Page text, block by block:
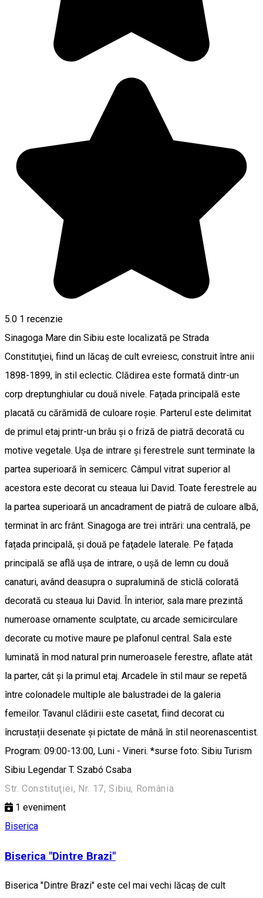
5.0 1 recenzie
Sinagoga Mare din Sibiu este localizată pe Strada
Constituţiei, fiind un lăcaş de cult evreiesc, construit între anii
1898-1899, în stil eclectic. Clădirea este formată dintr-un
corp dreptunghiular cu două nivele. Fațada principală este
placată cu cărămidă de culoare roșie. Parterul este delimitat
de primul etaj printr-un brâu și o friză de piatră decorată cu
motive vegetale. Ușa de intrare și ferestrele sunt terminate la
partea superioară în semicerc. Câmpul vitrat superior al
acestora este decorat cu steaua lui David. Toate ferestrele au
la partea superioară un ancadrament de piatră de culoare albă,
terminat în arc frânt. Sinagoga are trei intrări: una centrală, pe
fațada principală, și două pe faţadele laterale. Pe fațada
principală se află uşa de intrare, o ușă de lemn cu două
canaturi, având deasupra o supralumină de sticlă colorată
decorată cu steaua lui David. În interior, sala mare prezintă
numeroase ornamente sculptate, cu arcade semicirculare
decorate cu motive maure pe plafonul central. Sala este
luminată în mod natural prin numeroasele ferestre, aflate atât
la parter, cât și la primul etaj. Arcadele în stil maur se repetă
între colonadele multiple ale balustradei de la galeria
femeilor. Tavanul clădirii este casetat, fiind decorat cu
încrustații desenate și pictate de mână în stil neorenascentist.
Program: 09:00-13:00, Luni - Vineri. *surse foto: Sibiu Turism
Sibiu Legendar T. Szabó Csaba
Str. Constituţiei, Nr. 17, Sibiu, România
1 eveniment
Biserica
Biserica "Dintre Brazi"
Biserica "Dintre Brazi" este cel mai vechi lăcaş de cult